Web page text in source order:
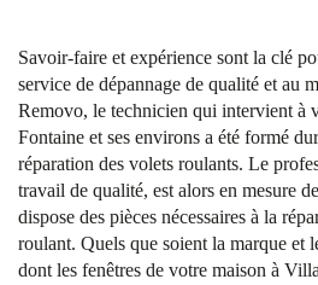
Savoir-faire et expérience sont la clé
service de dépannage de qualité et au
Removo, le technicien qui intervient à
Fontaine et ses environs a été formé
réparation des volets roulants. Le
travail de qualité, est alors en mesure
dispose des pièces nécessaires à la
roulant. Quels que soient la marque et
dont les fenêtres de votre maison à